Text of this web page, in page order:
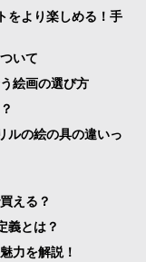
をより楽しめる！手
いて
絵画の選び方
ルの絵の具の違いっ
える？
義とは？
力を解説！